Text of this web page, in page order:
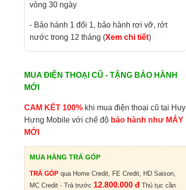
vòng 30 ngày
- Bảo hành 1 đổi 1, bảo hành rơi vỡ, rớt
nước trong 12 tháng (Xem chi tiết)
MUA ĐIỆN THOẠI CŨ - TẶNG BẢO HÀNH
MỚI
CAM KẾT 100%khi mua điện thoại cũ tại Huy
Hưng Mobile với chế độ bảo hành như MÁY
MỚI
MUA HÀNG TRẢ GÓP
TRẢ GÓPqua Home Credit, FE Credit, HD Saison,
MC Credit - Trả trước 12.800.000 đThủ tục cần